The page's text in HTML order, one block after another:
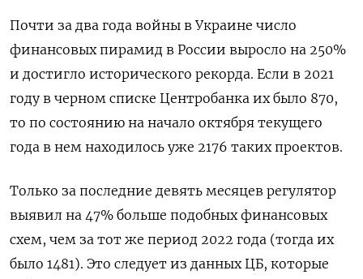
Почти за два года войны в Украине число
финансовых пирамид в России выросло на 250%
и достигло исторического рекорда. Если в 2021
году в черном списке Центробанка их было 870,
то по состоянию на начало октября текущего
года в нем находилось уже 2176 таких проектов.
Только за последние девять месяцев регулятор
выявил на 47% больше подобных финансовых
схем, чем за тот же период 2022 года (тогда их
было 1481). Это следует из данных ЦБ, которые